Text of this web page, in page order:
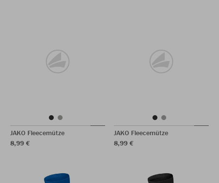
JAKO Fleecemütze
8,99 €
JAKO Fleecemütze
8,99 €